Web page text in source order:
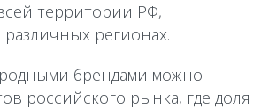
территории РФ,
регионах.
брендами можно
российского рынка, где доля